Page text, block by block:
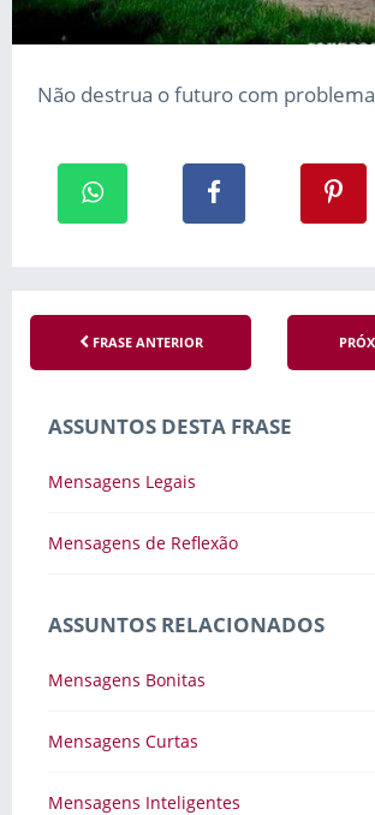
Não destrua o futuro com
FRASE ANTERIOR
ASSUNTOS DESTA FRASE
Mensagens Legais
Mensagens de Reflexão
ASSUNTOS RELACIONADOS
Mensagens Bonitas
Mensagens Curtas
Mensagens Inteligentes